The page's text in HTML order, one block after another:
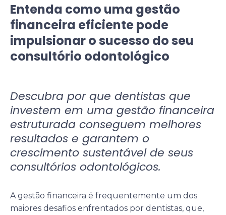
Entenda como uma gestão
financeira eficiente pode
impulsionar o sucesso do seu
consultório odontológico
Descubra por que dentistas que
investem em uma gestão financeira
estruturada conseguem melhores
resultados e garantem o
crescimento sustentável de seus
consultórios odontológicos.
A gestão financeira é frequentemente um dos
maiores desafios enfrentados por dentistas, que,